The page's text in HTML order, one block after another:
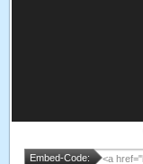
Embed-Code: